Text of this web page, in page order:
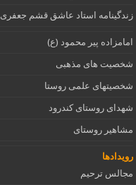
زندگینامه استاد عاشق قشم جعفری
امامزاده پیر محمود (ع)
شخصیت های مذهبی
شخصیتهای علمی روستا
شهدای روستای کندرود
مشاهیر روستای
رویدادها
مجالس ترحیم